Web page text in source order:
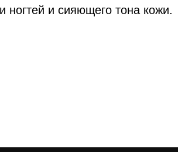
ногтей и сияющего тона кожи.